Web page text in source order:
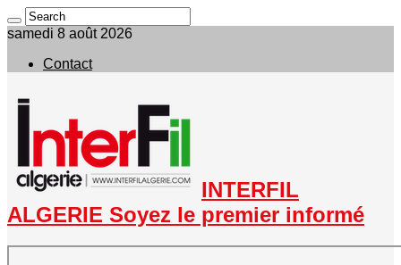
samedi 8 août 2026
Contact
INTERFIL
ALGERIE Soyez le premier informé